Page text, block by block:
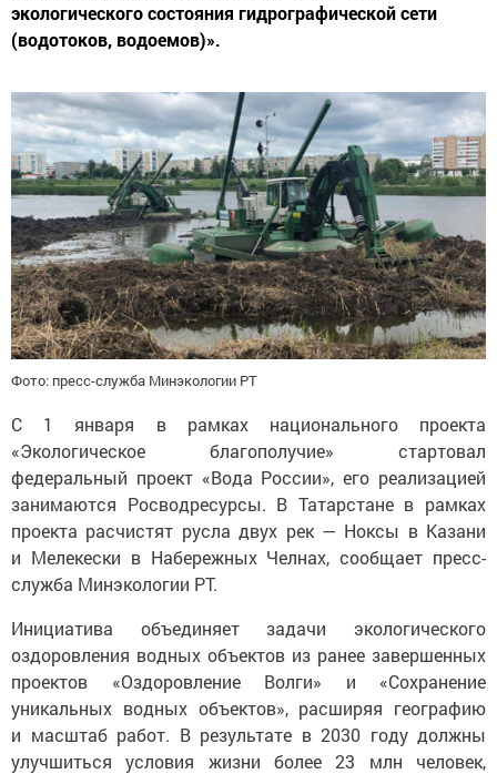
экологического состояния гидрографической сети
(водотоков, водоемов)».
Фото: пресс-служба Минэкологии РТ
С 1 января в рамках национального проекта
«Экологическое благополучие» стартовал
федеральный проект «Вода России», его реализацией
занимаются Росводресурсы. В Татарстане в рамках
проекта расчистят русла двух рек — Ноксы в Казани
и Мелекески в Набережных Челнах, сообщает пресс-
служба Минэкологии РТ.
Инициатива объединяет задачи экологического
оздоровления водных объектов из ранее завершенных
проектов «Оздоровление Волги» и «Сохранение
уникальных водных объектов», расширяя географию
и масштаб работ. В результате в 2030 году должны
улучшиться условия жизни более 23 млн человек,